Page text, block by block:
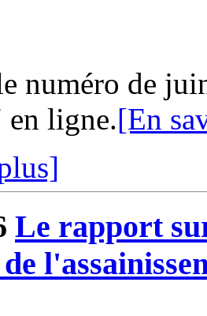
numéro de
en ligne.[En
Le rapport